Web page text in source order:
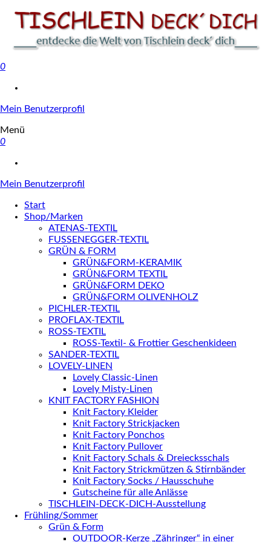
0
Mein Benutzerprofil
Menü
0
Mein Benutzerprofil
Start
Shop/Marken
ATENAS-TEXTIL
FUSSENEGGER-TEXTIL
GRÜN & FORM
GRÜN&FORM-KERAMIK
GRÜN&FORM TEXTIL
GRÜN&FORM DEKO
GRÜN&FORM OLIVENHOLZ
PICHLER-TEXTIL
PROFLAX-TEXTIL
ROSS-TEXTIL
ROSS-Textil- & Frottier Geschenkideen
SANDER-TEXTIL
LOVELY-LINEN
Lovely Classic-Linen
Lovely Misty-Linen
KNIT FACTORY FASHION
Knit Factory Kleider
Knit Factory Strickjacken
Knit Factory Ponchos
Knit Factory Pullover
Knit Factory Schals & Dreiecksschals
Knit Factory Strickmützen & Stirnbänder
Knit Factory Socks / Hausschuhe
Gutscheine für alle Anlässe
TISCHLEIN-DECK-DICH-Ausstellung
Frühling/Sommer
Grün & Form
OUTDOOR-Kerze „Zähringer“ in einer